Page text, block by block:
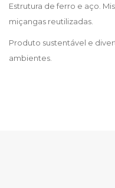
Estrutura de ferro e aço.
miçangas reutilizadas.
Produto sustentável e
ambientes.